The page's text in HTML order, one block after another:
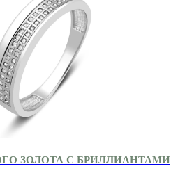
ЗОЛОТА С БРИЛЛИАНТАМИ